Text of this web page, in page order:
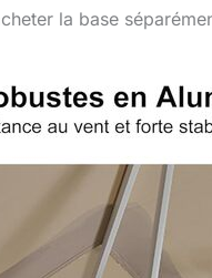
la base